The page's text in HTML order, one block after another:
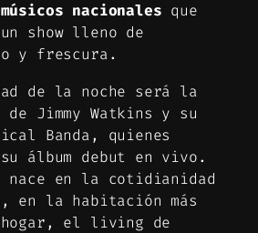
músicos nacionales que
show lleno de
y frescura.
de la noche será la
Jimmy Watkins y su
Banda, quienes
álbum debut en vivo.
nace en la cotidianidad
en la habitación más
el living de